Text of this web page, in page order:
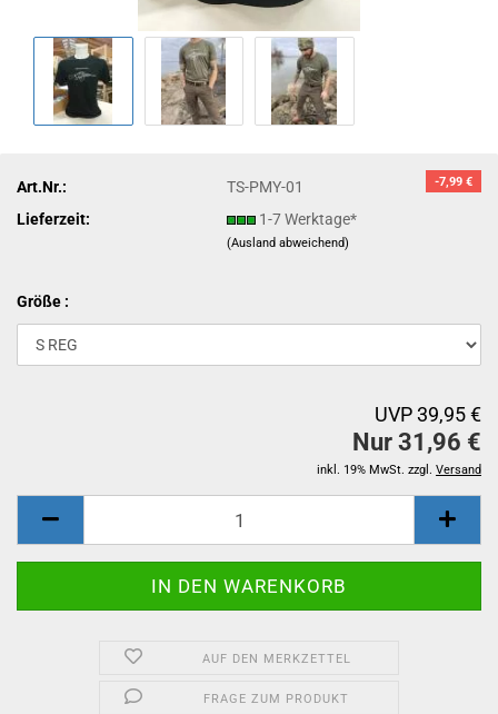
-7,99 €
Art.Nr.:
TS-PMY-01
Lieferzeit:
1-7 Werktage*
(Ausland abweichend)
Größe :
UVP 39,95 €
Nur 31,96 €
inkl. 19% MwSt. zzgl. Versand
AUF DEN MERKZETTEL
FRAGE ZUM PRODUKT